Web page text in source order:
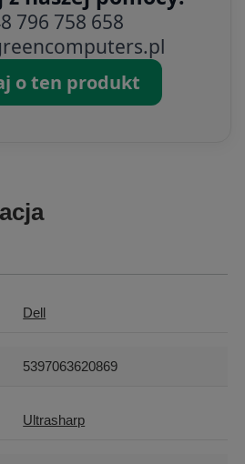
796 758 658
o ten produkt
Dell
5397063620869
Ultrasharp